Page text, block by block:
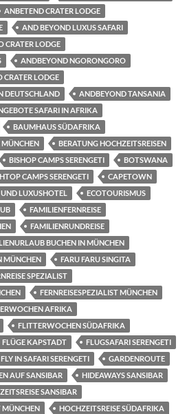
ANBETEND CRATER LODGE
AND BEYOND LUXUS SAFARI
CRATER LODGE
ANDBEYOND NGORONGORO
LODGE
DEUTSCHLAND
ANDBEYOND TANSANIA
SAFARI IN AFRIKA
BAUMHAUS SÜDAFRIKA
MÜNCHEN
BERATUNG HOCHZEITSREISEN
BISHOP CAMPS SERENGETI
BOTSWANA
CAMPS SERENGETI
CAPETOWN
LUXUSHOTEL
ECOTOURISMUS
FAMILIENFERNREISE
FAMILIENRUNDREISE
BUCHEN IN MÜNCHEN
MÜNCHEN
FARU FARU SINGITA
SPEZIALIST
FERNREISESPEZIALIST MÜNCHEN
AFRIKA
FLITTERWOCHEN SÜDAFRIKA
FLÜGE KAPSTADT
FLUGSAFARI SERENGETI
FLY IN SAFARI SERENGETI
GARDENROUTE
AUF SANSIBAR
HIDEAWAYS SANSIBAR
SANSIBAR
MÜNCHEN
HOCHZEITSREISE SÜDAFRIKA